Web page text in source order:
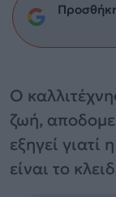
Ο
ζωή,
εξηγεί γιατί
είναι το